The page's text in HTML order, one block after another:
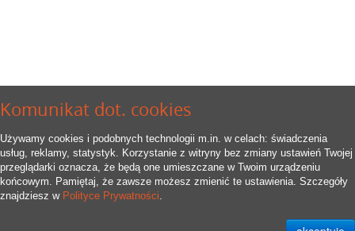
Komunikat dot. cookies
Używamy cookies i podobnych technologii m.in. w celach: świadczenia
usług, reklamy, statystyk. Korzystanie z witryny bez zmiany ustawień Twojej
przeglądarki oznacza, że będą one umieszczane w Twoim urządzeniu
końcowym. Pamiętaj, że zawsze możesz zmienić te ustawienia. Szczegóły
znajdziesz w Polityce Prywatności.